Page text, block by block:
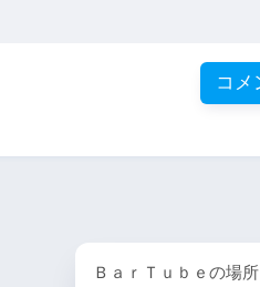
ＢａｒＴｕｂｅの場所